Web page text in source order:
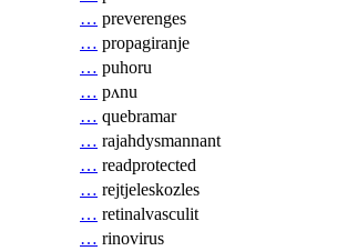
… preverenges
… propagiranje
… puhoru
… pʌnu
… quebramar
… rajahdysmannant
… readprotected
… rejtjeleskozles
… retinalvasculit
… rinovirus